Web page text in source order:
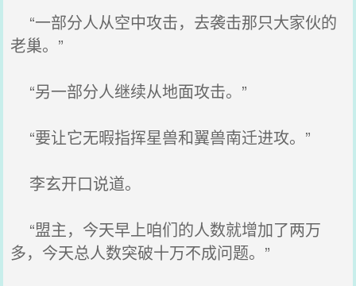
“一部分人从空中攻击，去袭击那只大家伙的
老巢。”
“另一部分人继续从地面攻击。”
“要让它无暇指挥星兽和翼兽南迁进攻。”
李玄开口说道。
“盟主，今天早上咱们的人数就增加了两万
多，今天总人数突破十万不成问题。”